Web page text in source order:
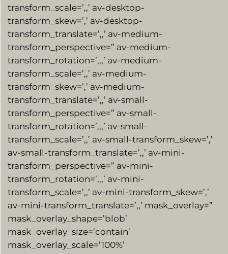
transform_scale=’,,’ av-desktop-
transform_skew=’,’ av-desktop-
transform_translate=’,,’ av-medium-
transform_perspective=” av-medium-
transform_rotation=’,,,’ av-medium-
transform_scale=’,,’ av-medium-
transform_skew=’,’ av-medium-
transform_translate=’,,’ av-small-
transform_perspective=” av-small-
transform_rotation=’,,,’ av-small-
transform_scale=’,,’ av-small-transform_skew=’,’
av-small-transform_translate=’,,’ av-mini-
transform_perspective=” av-mini-
transform_rotation=’,,,’ av-mini-
transform_scale=’,,’ av-mini-transform_skew=’,’
av-mini-transform_translate=’,,’ mask_overlay=”
mask_overlay_shape=’blob’
mask_overlay_size=’contain’
mask_overlay_scale=’100%’